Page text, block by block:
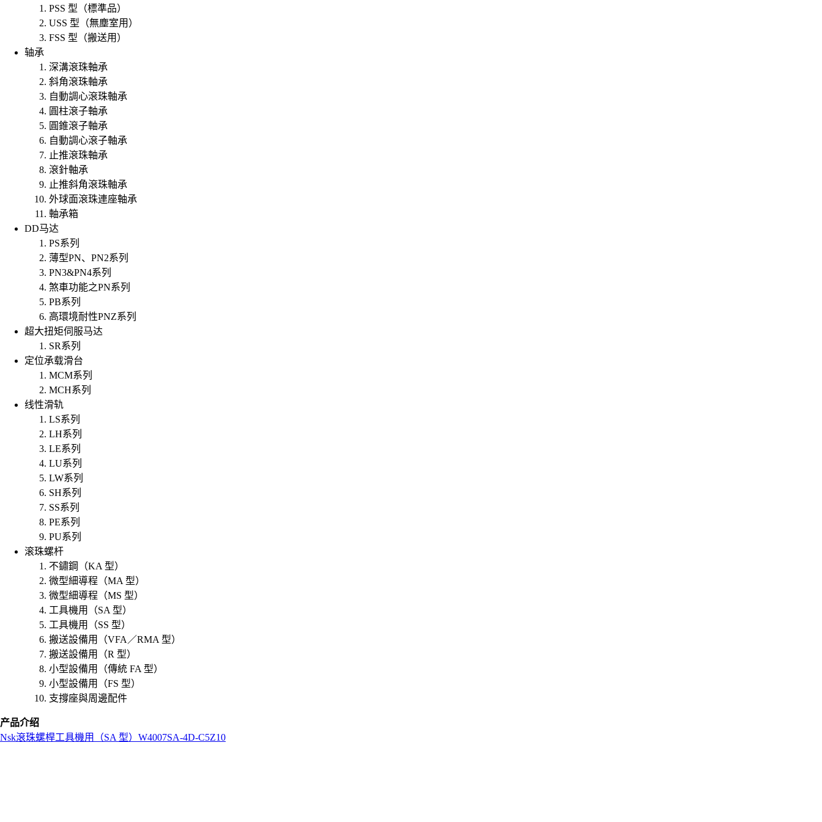
PSS 型（標準品）
USS 型（無塵室用）
FSS 型（搬送用）
轴承
深溝滾珠軸承
斜角滾珠軸承
自動調心滾珠軸承
圓柱滾子軸承
圓錐滾子軸承
自動調心滾子軸承
止推滾珠軸承
滾針軸承
止推斜角滾珠軸承
外球面滾珠連座軸承
軸承箱
DD马达
PS系列
薄型PN、PN2系列
PN3&PN4系列
煞車功能之PN系列
PB系列
高環境耐性PNZ系列
超大扭矩伺服马达
SR系列
定位承载滑台
MCM系列
MCH系列
线性滑轨
LS系列
LH系列
LE系列
LU系列
LW系列
SH系列
SS系列
PE系列
PU系列
滚珠螺杆
不鏽鋼（KA 型）
微型細導程（MA 型）
微型細導程（MS 型）
工具機用（SA 型）
工具機用（SS 型）
搬送設備用（VFA／RMA 型）
搬送設備用（R 型）
小型設備用（傳統 FA 型）
小型設備用（FS 型）
支撐座與周邊配件
产品介绍
Nsk滾珠螺桿工具機用（SA 型） W4007SA-4D-C5Z10